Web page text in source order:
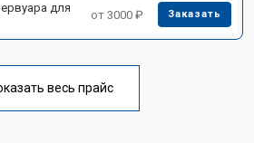
для
от 3000 ₽ Заказать
весь прайс